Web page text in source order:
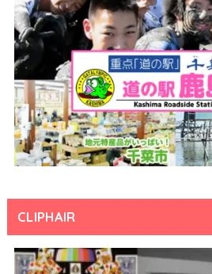
CLIPHAIR